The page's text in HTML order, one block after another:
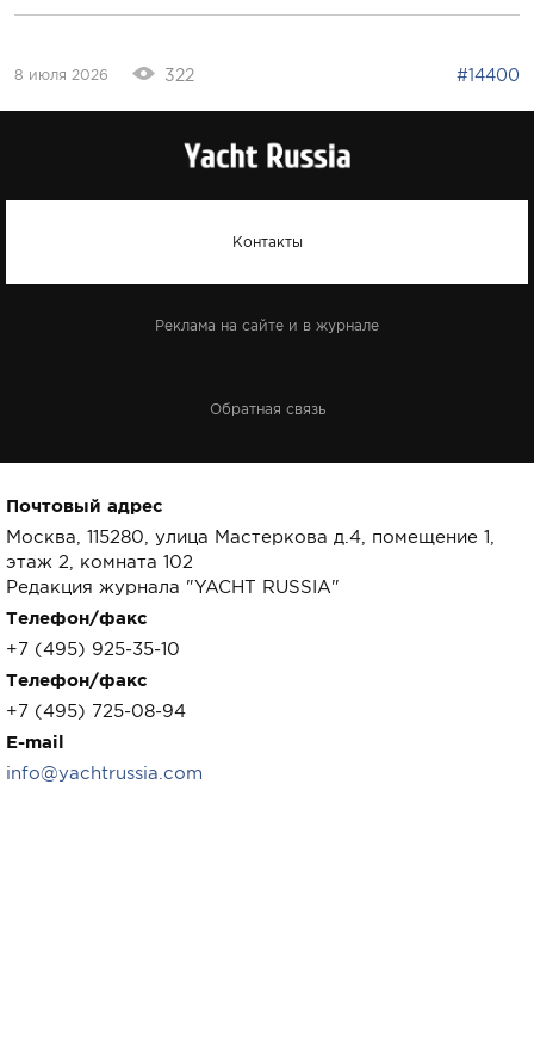
322
8 июля 2026 #14400
Контакты
Реклама на сайте и в журнале
Обратная связь
Почтовый адрес
Москва, 115280, улица Мастеркова д.4, помещение 1,
этаж 2, комната 102
Редакция журнала "YACHT RUSSIA"
Телефон/факс
+7 (495) 925-35-10
Телефон/факс
+7 (495) 725-08-94
E-mail
info@yachtrussia.com